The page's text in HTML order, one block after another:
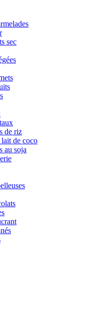
sec
de riz
lait de coco
au soja